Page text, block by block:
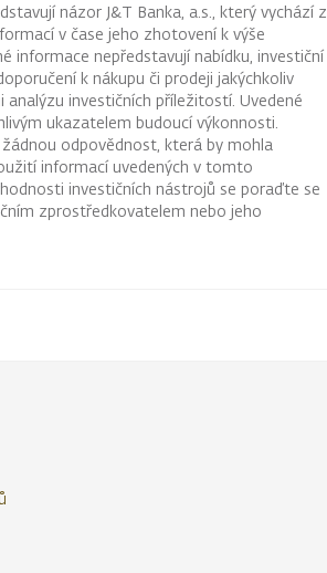
názor J&T Banka, a.s., který vychází z
v čase jeho zhotovení k výše
informace nepředstavují nabídku, investiční
k nákupu či prodeji jakýchkoliv
analýzu investičních příležitostí. Uvedené
ukazatelem budoucí výkonnosti.
žádnou odpovědnost, která by mohla
informací uvedených v tomto
investičních nástrojů se poraďte se
zprostředkovatelem nebo jeho